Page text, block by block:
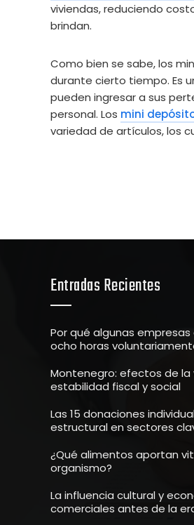
viviendas, reduciendo
brindan.
Como bien se sabe, los
durante cierto tiempo. Es
pueden ingresar a sus
personal. Los mini
variedad de artículos, los
Entradas Recientes
Por qué algunas
ocho horas
Montenegro: efectos de
estabilidad fiscal y social
Las 15 donaciones
estructural en sectores
¿Qué alimentos aportan
organismo?
La influencia cultural y
comerciales antes de la